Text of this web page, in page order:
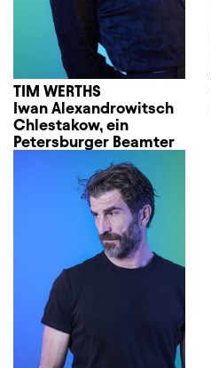
TIM WERTHS
Iwan Alexandrowitsch
Chlestakow, ein
Petersburger Beamter